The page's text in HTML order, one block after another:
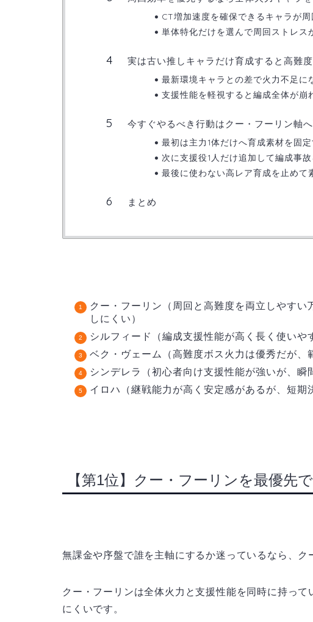
CT増加速度を確保できるキャラが
単体特化だけを選んで周回ストレス
実は古い推しキャラだけ育成すると高難
最新環境キャラとの差で火力不足に
支援性能を軽視すると編成全体が崩
今すぐやるべき行動はクー・フーリン軸
最初は主力1体だけへ育成素材を固
次に支援役1人だけ追加して編成事
最後に使わない高レア育成を止めて
まとめ
クー・フーリン（周回と高難度を両立しやす
しにくい）
シルフィード（編成支援性能が高く長く使いや
ベク・ヴェーム（高難度ボス火力は優秀だが、
シンデレラ（初心者向け支援性能が強いが、瞬
イロハ（継戦能力が高く安定感があるが、短期
【第1位】クー・フーリンを最優先
無課金や序盤で誰を主軸にするか迷っているなら、ク
クー・フーリンは全体火力と支援性能を同時に持っ
にくいです。